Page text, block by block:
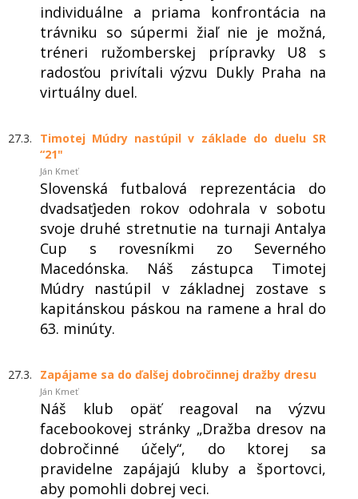
individuálne a priama konfrontácia na
trávniku so súpermi žiaľ nie je možná,
tréneri ružomberskej prípravky U8 s
radosťou privítali výzvu Dukly Praha na
virtuálny duel.
27.3.
Timotej Múdry nastúpil v základe do duelu SR
“21"
Ján Kmeť
Slovenská futbalová reprezentácia do
dvadsaťjeden rokov odohrala v sobotu
svoje druhé stretnutie na turnaji Antalya
Cup s rovesníkmi zo Severného
Macedónska. Náš zástupca Timotej
Múdry nastúpil v základnej zostave s
kapitánskou páskou na ramene a hral do
63. minúty.
27.3. Zapájame sa do ďalšej dobročinnej dražby dresu
Ján Kmeť
Náš klub opäť reagoval na výzvu
facebookovej stránky „Dražba dresov na
dobročinné účely“, do ktorej sa
pravidelne zapájajú kluby a športovci,
aby pomohli dobrej veci.